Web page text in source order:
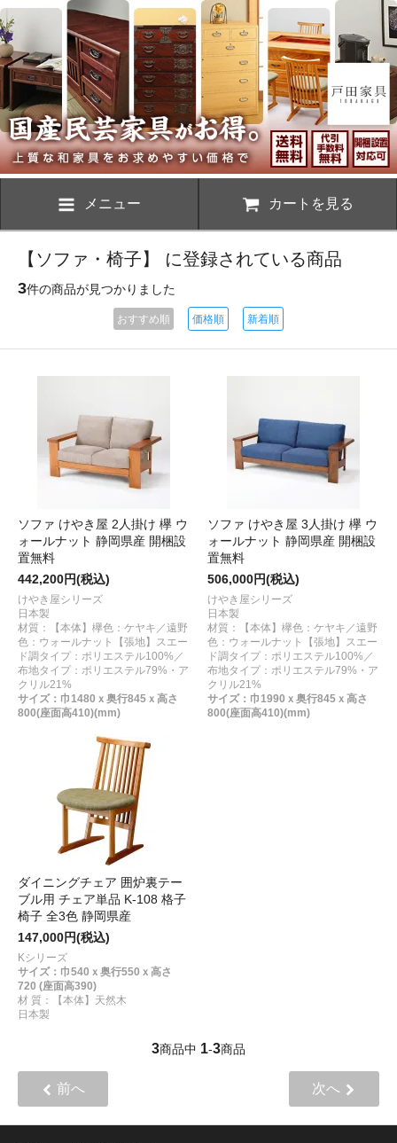
メニュー カートを見る
【ソファ・椅子】 に登録されている商品
3件の商品が見つかりました
おすすめ順 価格順 新着順
ソファ けやき屋 2人掛け 欅 ウ
ォールナット 静岡県産 開梱設
置無料
442,200円(税込)
けやき屋シリーズ
日本製
材質：【本体】欅色：ケヤキ／遠野
色：ウォールナット【張地】スエー
ド調タイプ：ポリエステル100%／
布地タイプ：ポリエステル79%・ア
クリル21%
サイズ：巾1480ｘ奥行845ｘ高さ
800(座面高410)(mm)
ソファ けやき屋 3人掛け 欅 ウ
ォールナット 静岡県産 開梱設
置無料
506,000円(税込)
けやき屋シリーズ
日本製
材質：【本体】欅色：ケヤキ／遠野
色：ウォールナット【張地】スエー
ド調タイプ：ポリエステル100%／
布地タイプ：ポリエステル79%・ア
クリル21%
サイズ：巾1990ｘ奥行845ｘ高さ
800(座面高410)(mm)
ダイニングチェア 囲炉裏テー
ブル用 チェア単品 K-108 格子
椅子 全3色 静岡県産
147,000円(税込)
Kシリーズ
サイズ：巾540ｘ奥行550ｘ高さ
720 (座面高390)
材 質：【本体】天然木
日本製
3商品中 1-3商品
前へ 次へ